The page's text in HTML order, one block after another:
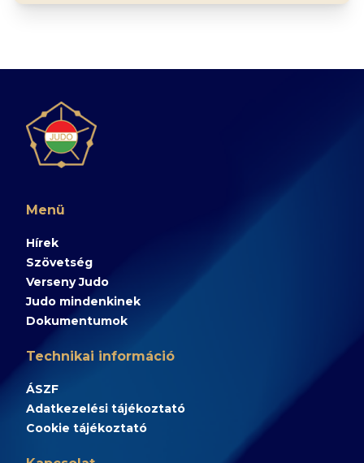
Menü
Hírek
Szövetség
Verseny Judo
Judo mindenkinek
Dokumentumok
Technikai információ
ÁSZF
Adatkezelési tájékoztató
Cookie tájékoztató